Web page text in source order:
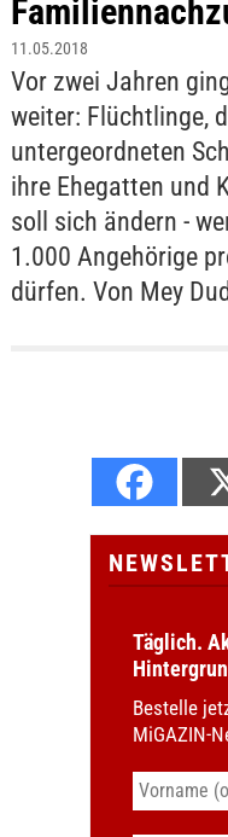
11.05.2018
Vor zwei Jahren
weiter: Flüchtlinge,
untergeordneten
ihre Ehegatten und
soll sich ändern -
1.000 Angehörige
dürfen. Von Mey
Täglich.
Bestelle
MiGAZIN-